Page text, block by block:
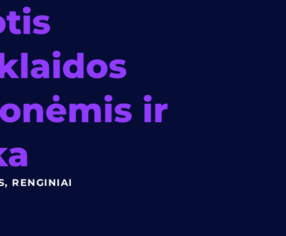
ir
, RENGINIAI